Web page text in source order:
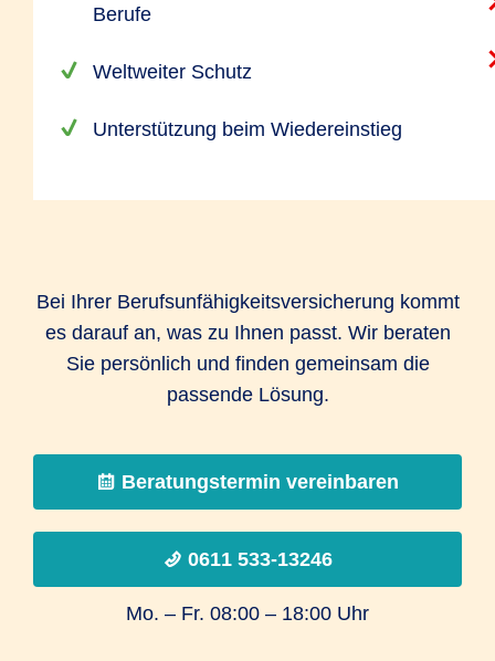
Berufe
Weltweiter Schutz
Unterstützung beim Wiedereinstieg
Bei Ihrer Berufsunfähigkeitsversicherung kommt
es darauf an, was zu Ihnen passt. Wir beraten
Sie persönlich und finden gemeinsam die
passende Lösung.
Beratungstermin vereinbaren
0611 533-13246
Mo. – Fr. 08:00 – 18:00 Uhr